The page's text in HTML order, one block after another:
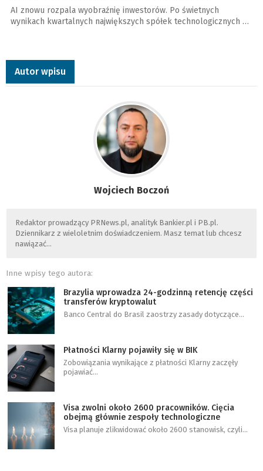
AI znowu rozpala wyobraźnię inwestorów. Po świetnych
wynikach kwartalnych największych spółek technologicznych …
Autor wpisu
Wojciech Boczoń
Redaktor prowadzący PRNews.pl, analityk Bankier.pl i PB.pl.
Dziennikarz z wieloletnim doświadczeniem. Masz temat lub chcesz
nawiązać…
Inne wpisy tego autora:
Brazylia wprowadza 24-godzinną retencję części
transferów kryptowalut
Banco Central do Brasil zaostrzy zasady dotyczące…
Płatności Klarny pojawiły się w BIK
Zobowiązania wynikające z płatności Klarny zaczęły
pojawiać…
Visa zwolni około 2600 pracowników. Cięcia
obejmą głównie zespoły technologiczne
Visa planuje zlikwidować około 2600 stanowisk, czyli…